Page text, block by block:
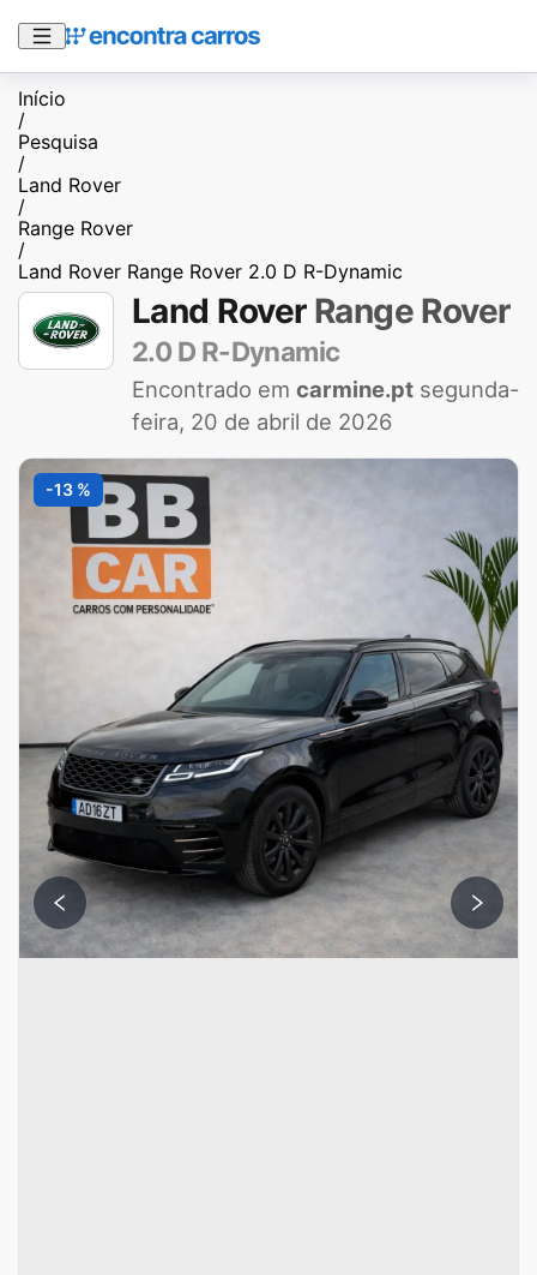
Início
/
Pesquisa
/
Land Rover
/
Range Rover
/
Land Rover Range Rover 2.0 D R-Dynamic
Land Rover Range Rover
2.0 D R-Dynamic
Encontrado em carmine.pt segunda-
feira, 20 de abril de 2026
-13 %